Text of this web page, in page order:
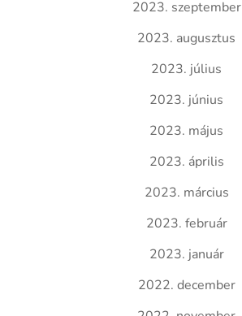
2023. szeptember
2023. augusztus
2023. július
2023. június
2023. május
2023. április
2023. március
2023. február
2023. január
2022. december